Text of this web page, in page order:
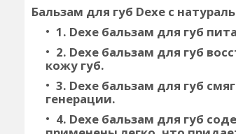
Бальзам для губ Dexe с
1. Dexe бальзам для губ
2. Dexe бальзам для губ
кожу губ.
3. Dexe бальзам для губ
генерации.
4. Dexe бальзам для губ